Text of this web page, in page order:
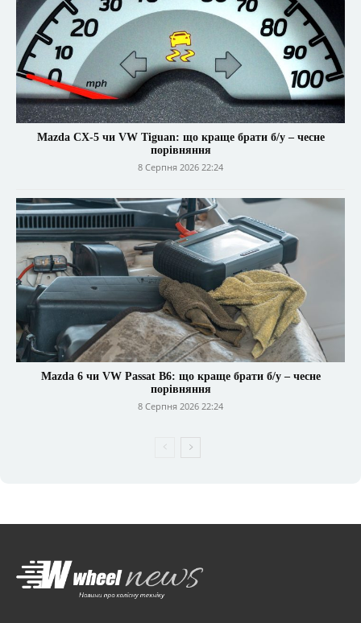
Mazda CX-5 чи VW Tiguan: що краще брати б/у – чесне
порівняння
8 Серпня 2026 22:24
Mazda 6 чи VW Passat B6: що краще брати б/у – чесне
порівняння
8 Серпня 2026 22:24